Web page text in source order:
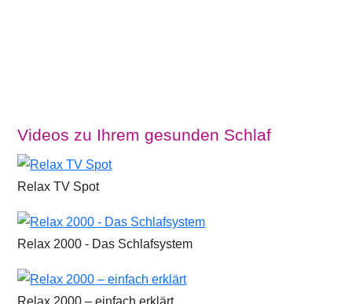
Videos zu Ihrem gesunden Schlaf
Relax TV Spot
Relax 2000 - Das Schlafsystem
Relax 2000 – einfach erklärt